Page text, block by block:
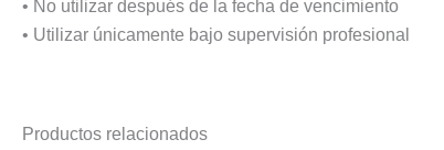
• No utilizar después de la fecha de vencimiento
• Utilizar únicamente bajo supervisión profesional
Productos relacionados